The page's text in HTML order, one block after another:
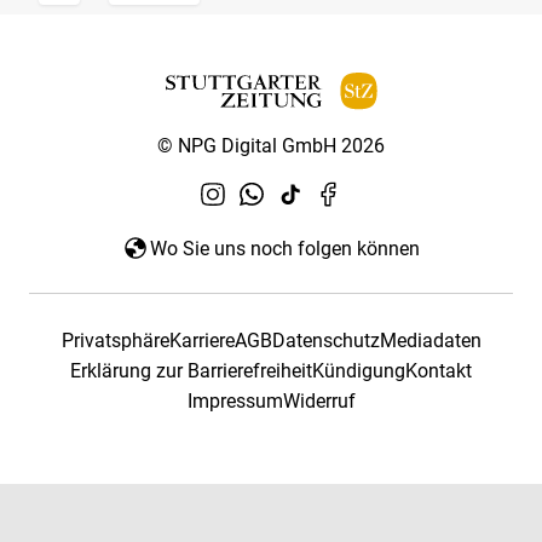
© NPG Digital GmbH 2026
Wo Sie uns noch folgen können
PrivatsphäreKarriereAGBDatenschutzMediadaten
Erklärung zur BarrierefreiheitKündigungKontakt
ImpressumWiderruf